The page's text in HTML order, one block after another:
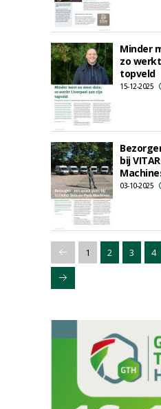
Minder
zo
topveld
15-12-2025
bij
03-10-2025
1 2 3 4